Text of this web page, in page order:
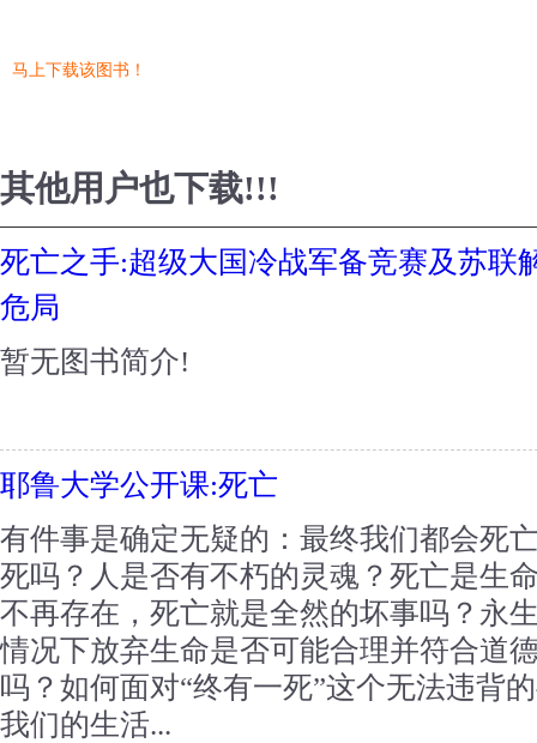
马上下载该图书！
其他用户也下载!!!
死亡之手:超级大国冷战军备竞赛及苏联
危局
暂无图书简介!
耶鲁大学公开课:死亡
有件事是确定无疑的：最终我们都会死
死吗？人是否有不朽的灵魂？死亡是生
不再存在，死亡就是全然的坏事吗？永
情况下放弃生命是否可能合理并符合道
吗？如何面对“终有一死”这个无法违背
我们的生活...